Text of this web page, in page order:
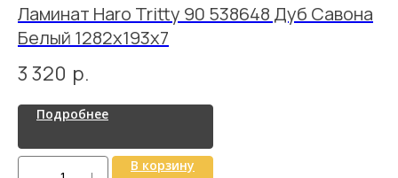
Ламинат Haro Tritty 90 538648 Дуб Савона
Белый 1282x193x7
3 320 р.
Подробнее
В корзину